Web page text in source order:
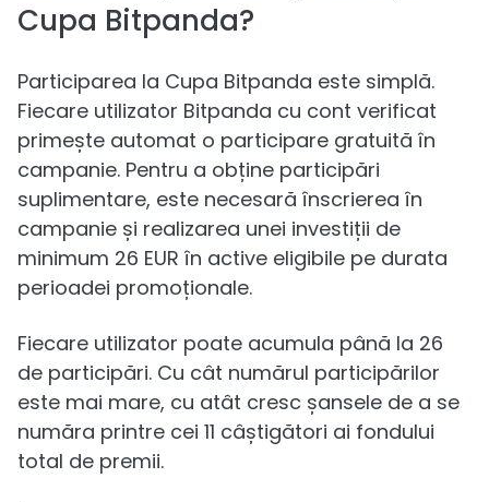
Cupa Bitpanda?
Participarea la Cupa Bitpanda este simplă.
Fiecare utilizator Bitpanda cu cont verificat
primește automat o participare gratuită în
campanie. Pentru a obține participări
suplimentare, este necesară înscrierea în
campanie și realizarea unei investiții de
minimum 26 EUR în active eligibile pe durata
perioadei promoționale.
Fiecare utilizator poate acumula până la 26
de participări. Cu cât numărul participărilor
este mai mare, cu atât cresc șansele de a se
număra printre cei 11 câștigători ai fondului
total de premii.